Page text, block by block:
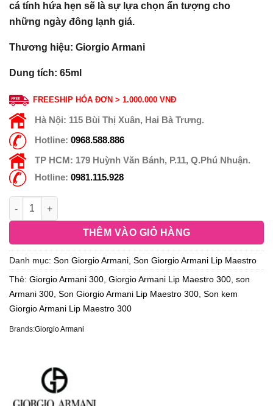
cá tính hứa hẹn sẽ là sự lựa chọn ấn tượng cho
những ngày đông lạnh giá.
Thương hiệu: Giorgio Armani
Dung tích: 65ml
FREESHIP HÓA ĐƠN > 1.000.000 VNĐ
Hà Nội: 115 Bùi Thị Xuân, Hai Bà Trưng.
Hotline: 0968.588.886
TP HCM: 179 Huỳnh Văn Bánh, P.11, Q.Phú Nhuận.
Hotline: 0981.115.928
THÊM VÀO GIỎ HÀNG
Danh mục: Son Giorgio Armani Son Giorgio Armani Lip Maestro
Thẻ: Giorgio Armani 300 Giorgio Armani Lip Maestro 300 son
Armani 300 Son Giorgio Armani Lip Maestro 300 Son kem
Giorgio Armani Lip Maestro 300
Brands:Giorgio Armani